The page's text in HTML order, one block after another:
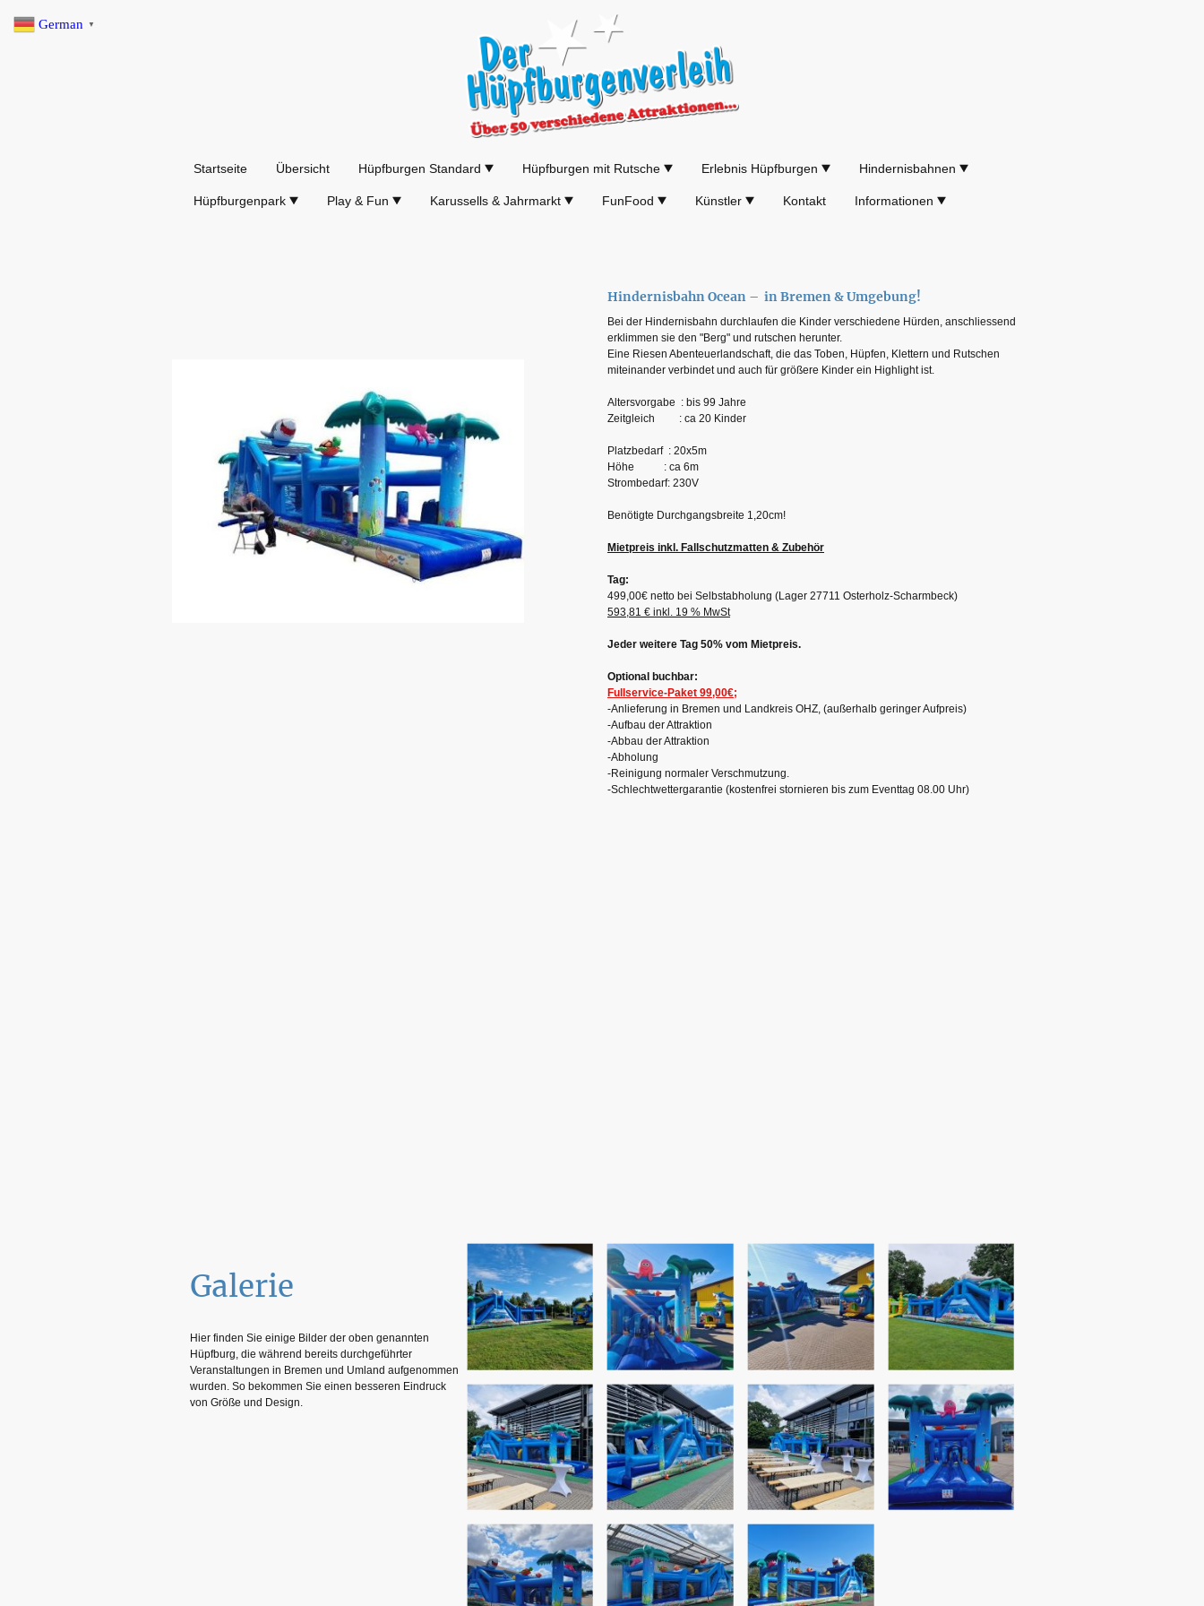
Startseite Übersicht Hüpfburgen Standard Hüpfburgen mit Rutsche Erlebnis Hüpfburgen Hindernisbahnen
Hüpfburgenpark Play & Fun Karussells & Jahrmarkt FunFood Künstler Kontakt Informationen
Hindernisbahn Ocean – in Bremen & Umgebung!
Bei der Hindernisbahn durchlaufen die Kinder verschiedene Hürden, anschliessend
erklimmen sie den "Berg" und rutschen herunter.
Eine Riesen Abenteuerlandschaft, die das Toben, Hüpfen, Klettern und Rutschen
miteinander verbindet und auch für größere Kinder ein Highlight ist.
Altersvorgabe : bis 99 Jahre
Zeitgleich : ca 20 Kinder
Platzbedarf : 20x5m
Höhe : ca 6m
Strombedarf: 230V
Benötigte Durchgangsbreite 1,20cm!
Mietpreis inkl. Fallschutzmatten & Zubehör
Tag:
499,00€ netto bei Selbstabholung (Lager 27711 Osterholz-Scharmbeck)
593,81 € inkl. 19 % MwSt
Jeder weitere Tag 50% vom Mietpreis.
Optional buchbar:
Fullservice-Paket 99,00€;
-Anlieferung in Bremen und Landkreis OHZ, (außerhalb geringer Aufpreis)
-Aufbau der Attraktion
-Abbau der Attraktion
-Abholung
-Reinigung normaler Verschmutzung.
-Schlechtwettergarantie (kostenfrei stornieren bis zum Eventtag 08.00 Uhr)
Galerie
Hier finden Sie einige Bilder der oben genannten
Hüpfburg, die während bereits durchgeführter
Veranstaltungen in Bremen und Umland aufgenommen
wurden. So bekommen Sie einen besseren Eindruck
von Größe und Design.
German ▼